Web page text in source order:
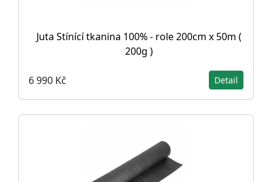
Juta Stínící tkanina 100% - role 200cm x 50m (
200g )
6 990 Kč Detail